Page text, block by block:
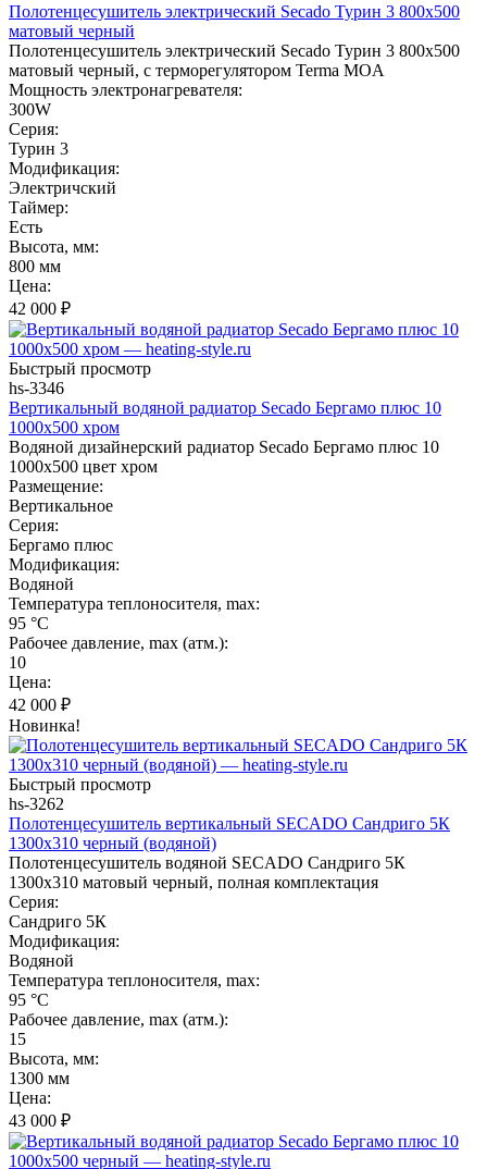
Полотенцесушитель электрический Secado Турин 3 800x500
матовый черный
Полотенцесушитель электрический Secado Турин 3 800x500
матовый черный, с терморегулятором Terma MOA
Мощность электронагревателя:
300W
Серия:
Турин 3
Модификация:
Электричский
Таймер:
Есть
Высота, мм:
800 мм
Цена:
42 000 ₽
Быстрый просмотр
hs-3346
Вертикальный водяной радиатор Secado Бергамо плюс 10
1000x500 хром
Водяной дизайнерский радиатор Secado Бергамо плюс 10
1000x500 цвет хром
Размещение:
Вертикальное
Серия:
Бергамо плюс
Модификация:
Водяной
Температура теплоносителя, max:
95 °C
Рабочее давление, max (атм.):
10
Цена:
42 000 ₽
Новинка!
Быстрый просмотр
hs-3262
Полотенцесушитель вертикальный SECADO Сандриго 5К
1300х310 черный (водяной)
Полотенцесушитель водяной SECADO Сандриго 5К
1300х310 матовый черный, полная комплектация
Серия:
Сандриго 5К
Модификация:
Водяной
Температура теплоносителя, max:
95 °C
Рабочее давление, max (атм.):
15
Высота, мм:
1300 мм
Цена:
43 000 ₽